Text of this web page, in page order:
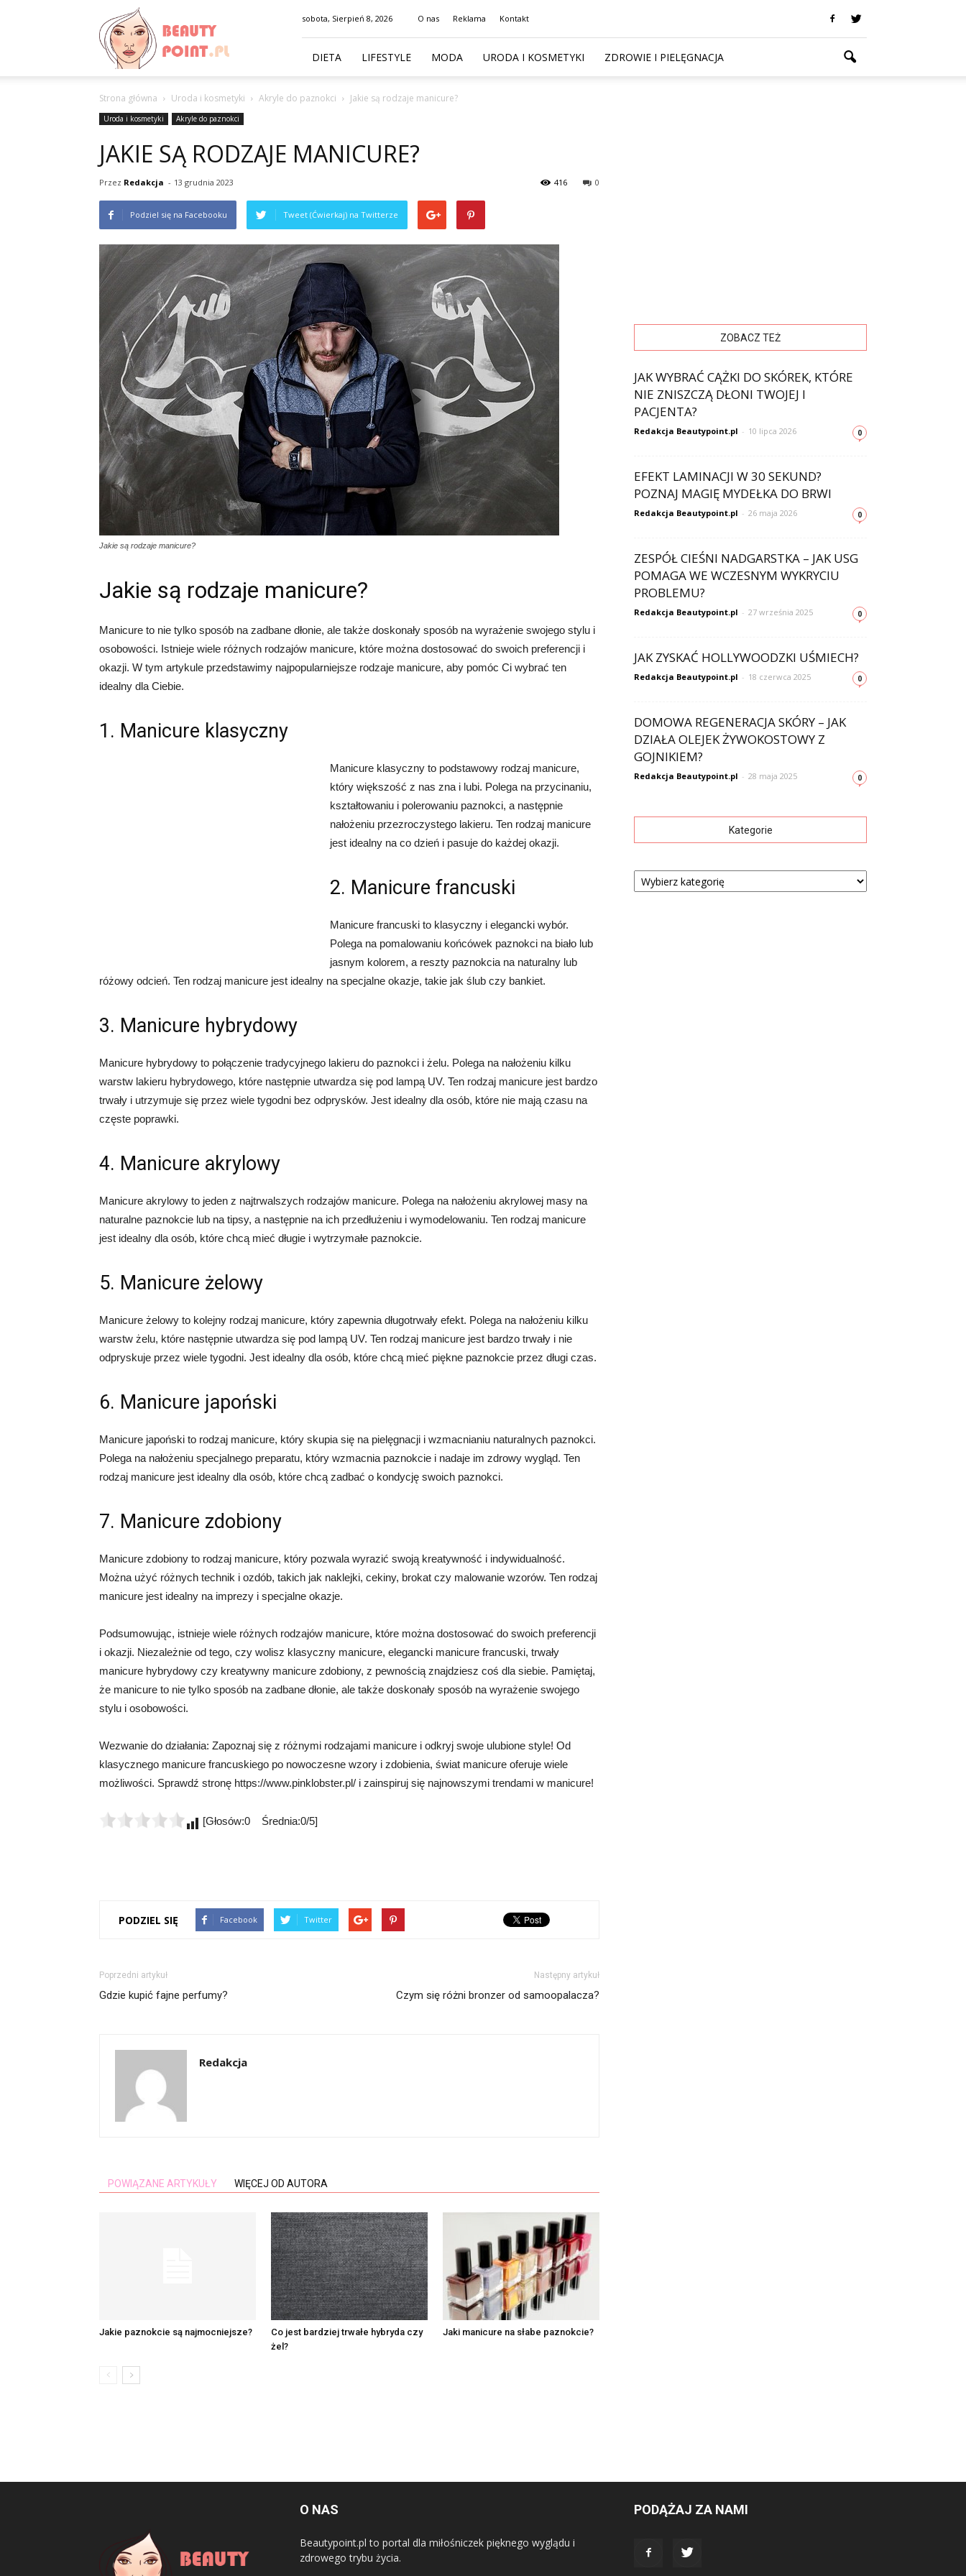
BeautyPoint.pl
sobota, Sierpień 8, 2026 O nas Reklama Kontakt
DIETA LIFESTYLE MODA URODA I KOSMETYKI ZDROWIE I PIELĘGNACJA
Strona główna Uroda i kosmetyki Akryle do paznokci Jakie są rodzaje manicure?
Uroda i kosmetyki Akryle do paznokci
JAKIE SĄ RODZAJE MANICURE?
Przez Redakcja - 13 grudnia 2023 0
416
Podziel się na Facebooku Tweet (Ćwierkaj) na Twitterze
Jakie są rodzaje manicure?
Jakie są rodzaje manicure?
Manicure to nie tylko sposób na zadbane dłonie, ale także doskonały sposób na wyrażenie swojego stylu i
osobowości. Istnieje wiele różnych rodzajów manicure, które można dostosować do swoich preferencji i
okazji. W tym artykule przedstawimy najpopularniejsze rodzaje manicure, aby pomóc Ci wybrać ten
idealny dla Ciebie.
1. Manicure klasyczny
Manicure klasyczny to podstawowy rodzaj manicure,
który większość z nas zna i lubi. Polega na przycinaniu,
kształtowaniu i polerowaniu paznokci, a następnie
nałożeniu przezroczystego lakieru. Ten rodzaj manicure
jest idealny na co dzień i pasuje do każdej okazji.
2. Manicure francuski
Manicure francuski to klasyczny i elegancki wybór.
Polega na pomalowaniu końcówek paznokci na biało lub
jasnym kolorem, a reszty paznokcia na naturalny lub
różowy odcień. Ten rodzaj manicure jest idealny na specjalne okazje, takie jak ślub czy bankiet.
3. Manicure hybrydowy
Manicure hybrydowy to połączenie tradycyjnego lakieru do paznokci i żelu. Polega na nałożeniu kilku
warstw lakieru hybrydowego, które następnie utwardza się pod lampą UV. Ten rodzaj manicure jest bardzo
trwały i utrzymuje się przez wiele tygodni bez odprysków. Jest idealny dla osób, które nie mają czasu na
częste poprawki.
4. Manicure akrylowy
Manicure akrylowy to jeden z najtrwalszych rodzajów manicure. Polega na nałożeniu akrylowej masy na
naturalne paznokcie lub na tipsy, a następnie na ich przedłużeniu i wymodelowaniu. Ten rodzaj manicure
jest idealny dla osób, które chcą mieć długie i wytrzymałe paznokcie.
5. Manicure żelowy
Manicure żelowy to kolejny rodzaj manicure, który zapewnia długotrwały efekt. Polega na nałożeniu kilku
warstw żelu, które następnie utwardza się pod lampą UV. Ten rodzaj manicure jest bardzo trwały i nie
odpryskuje przez wiele tygodni. Jest idealny dla osób, które chcą mieć piękne paznokcie przez długi czas.
6. Manicure japoński
Manicure japoński to rodzaj manicure, który skupia się na pielęgnacji i wzmacnianiu naturalnych paznokci.
Polega na nałożeniu specjalnego preparatu, który wzmacnia paznokcie i nadaje im zdrowy wygląd. Ten
rodzaj manicure jest idealny dla osób, które chcą zadbać o kondycję swoich paznokci.
7. Manicure zdobiony
Manicure zdobiony to rodzaj manicure, który pozwala wyrazić swoją kreatywność i indywidualność.
Można użyć różnych technik i ozdób, takich jak naklejki, cekiny, brokat czy malowanie wzorów. Ten rodzaj
manicure jest idealny na imprezy i specjalne okazje.
Podsumowując, istnieje wiele różnych rodzajów manicure, które można dostosować do swoich preferencji
i okazji. Niezależnie od tego, czy wolisz klasyczny manicure, elegancki manicure francuski, trwały
manicure hybrydowy czy kreatywny manicure zdobiony, z pewnością znajdziesz coś dla siebie. Pamiętaj,
że manicure to nie tylko sposób na zadbane dłonie, ale także doskonały sposób na wyrażenie swojego
stylu i osobowości.
Wezwanie do działania: Zapoznaj się z różnymi rodzajami manicure i odkryj swoje ulubione style! Od
klasycznego manicure francuskiego po nowoczesne wzory i zdobienia, świat manicure oferuje wiele
możliwości. Sprawdź stronę https://www.pinklobster.pl/ i zainspiruj się najnowszymi trendami w manicure!
[Głosów:0 Średnia:0/5]
PODZIEL SIĘ Facebook Twitter
Poprzedni artykuł
Gdzie kupić fajne perfumy?
Następny artykuł
Czym się różni bronzer od samoopalacza?
Redakcja
POWIĄZANE ARTYKUŁY WIĘCEJ OD AUTORA
Jakie paznokcie są najmocniejsze?
Co jest bardziej trwałe hybryda czy
żel?
Jaki manicure na słabe paznokcie?
ZOBACZ TEŻ
JAK WYBRAĆ CĄŻKI DO SKÓREK, KTÓRE
NIE ZNISZCZĄ DŁONI TWOJEJ I
PACJENTA?
Redakcja Beautypoint.pl - 10 lipca 2026 0
EFEKT LAMINACJI W 30 SEKUND?
POZNAJ MAGIĘ MYDEŁKA DO BRWI
Redakcja Beautypoint.pl - 26 maja 2026 0
ZESPÓŁ CIEŚNI NADGARSTKA – JAK USG
POMAGA WE WCZESNYM WYKRYCIU
PROBLEMU?
Redakcja Beautypoint.pl - 27 września 2025 0
JAK ZYSKAĆ HOLLYWOODZKI UŚMIECH?
Redakcja Beautypoint.pl - 18 czerwca 2025 0
DOMOWA REGENERACJA SKÓRY – JAK
DZIAŁA OLEJEK ŻYWOKOSTOWY Z
GOJNIKIEM?
Redakcja Beautypoint.pl - 28 maja 2025 0
Kategorie
Kategorie
O NAS
Beautypoint.pl to portal dla miłośniczek pięknego wyglądu i
zdrowego trybu życia.
PODĄŻAJ ZA NAMI